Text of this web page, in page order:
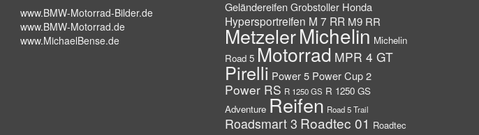
www.BMW-Motorrad-Bilder.de
www.BMW-Motorrad.de
www.MichaelBense.de
Geländereifen Grobstoller Honda
Hypersportreifen M 7 RR M9 RR
MetzelerMichelin Michelin
Road 5 Motorrad MPR 4 GT
Pirelli Power 5 Power Cup 2
Power RS R 1250 GS R 1250 GS
Adventure Reifen Road 5 Trail
Roadsmart 3 Roadtec 01 Roadtec